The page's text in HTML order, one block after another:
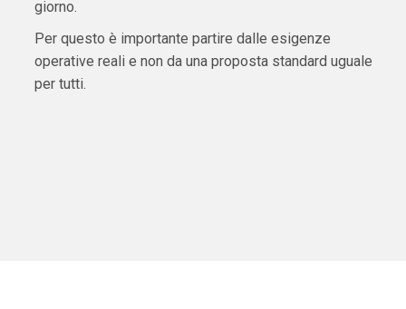
giorno.
Per questo è importante partire dalle esigenze
operative reali e non da una proposta standard uguale
per tutti.